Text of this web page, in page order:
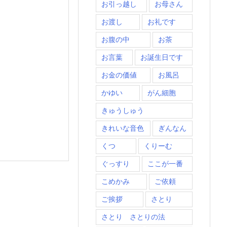
お引っ越し お母さん
お渡し お礼です
お腹の中 お茶
お言葉 お誕生日です
お金の価値 お風呂
かゆい がん細胞
きゅうしゅう
きれいな音色 ぎんなん
くつ くりーむ
ぐっすり ここが一番
こめかみ ご依頼
ご挨拶 さとり
さとり さとりの法